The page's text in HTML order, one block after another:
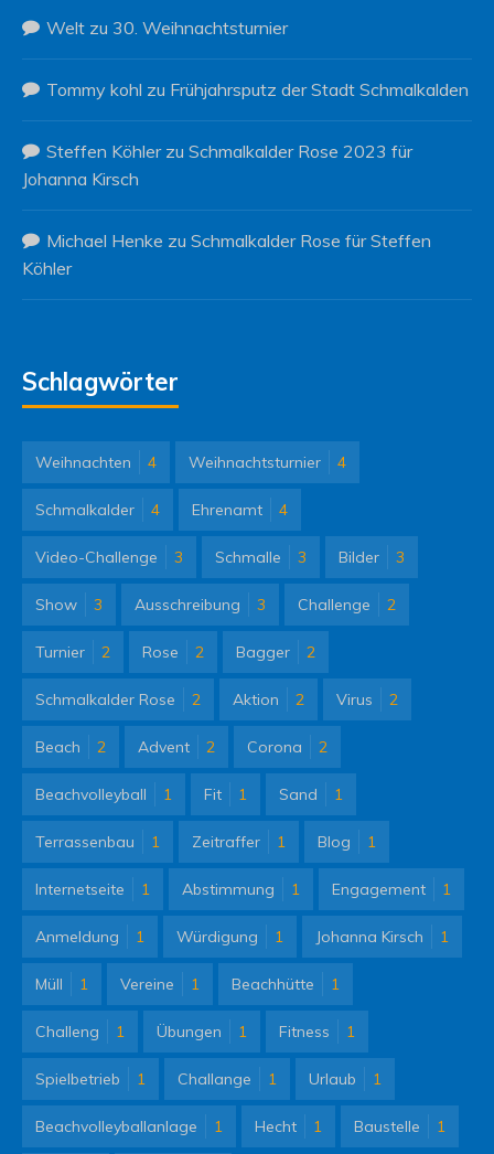
Welt zu 30. Weihnachtsturnier
Tommy kohl zu Frühjahrsputz der Stadt Schmalkalden
Steffen Köhlerzu Schmalkalder Rose 2023 für
Johanna Kirsch
Michael Henke zu Schmalkalder Rose für Steffen
Köhler
Schlagwörter
Weihnachten 4 Weihnachtsturnier 4
Schmalkalder 4 Ehrenamt 4
Video-Challenge 3 Schmalle 3 Bilder 3
Show 3 Ausschreibung 3 Challenge 2
Turnier 2 Rose 2 Bagger 2
Schmalkalder Rose 2 Aktion 2 Virus 2
Beach 2 Advent 2 Corona 2
Beachvolleyball 1 Fit 1 Sand 1
Terrassenbau 1 Zeitraffer 1 Blog 1
Internetseite 1 Abstimmung 1 Engagement 1
Anmeldung 1 Würdigung 1 Johanna Kirsch 1
Müll 1 Vereine 1 Beachhütte 1
Challeng 1 Übungen 1 Fitness 1
Spielbetrieb 1 Challange 1 Urlaub 1
Beachvolleyballanlage 1 Hecht 1 Baustelle 1